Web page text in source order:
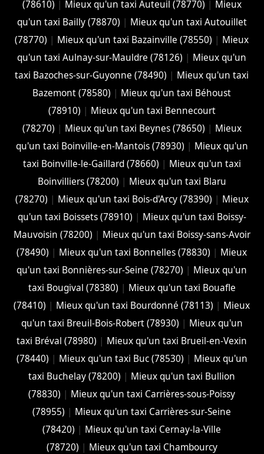
(78610) | Mieux qu'un taxi Auteuil (78770) | Mieux
qu'un taxi Bailly (78870) | Mieux qu'un taxi Autouillet
(78770) | Mieux qu'un taxi Bazainville (78550) | Mieux
qu'un taxi Aulnay-sur-Mauldre (78126) | Mieux qu'un
taxi Bazoches-sur-Guyonne (78490) | Mieux qu'un taxi
Bazemont (78580) | Mieux qu'un taxi Béhoust
(78910) | Mieux qu'un taxi Bennecourt
(78270) | Mieux qu'un taxi Beynes (78650) | Mieux
qu'un taxi Boinville-en-Mantois (78930) | Mieux qu'un
taxi Boinville-le-Gaillard (78660) | Mieux qu'un taxi
Boinvilliers (78200) | Mieux qu'un taxi Blaru
(78270) | Mieux qu'un taxi Bois-d'Arcy (78390) | Mieux
qu'un taxi Boissets (78910) | Mieux qu'un taxi Boissy-
Mauvoisin (78200) | Mieux qu'un taxi Boissy-sans-Avoir
(78490) | Mieux qu'un taxi Bonnelles (78830) | Mieux
qu'un taxi Bonnières-sur-Seine (78270) | Mieux qu'un
taxi Bougival (78380) | Mieux qu'un taxi Bouafle
(78410) | Mieux qu'un taxi Bourdonné (78113) | Mieux
qu'un taxi Breuil-Bois-Robert (78930) | Mieux qu'un
taxi Bréval (78980) | Mieux qu'un taxi Brueil-en-Vexin
(78440) | Mieux qu'un taxi Buc (78530) | Mieux qu'un
taxi Buchelay (78200) | Mieux qu'un taxi Bullion
(78830) | Mieux qu'un taxi Carrières-sous-Poissy
(78955) | Mieux qu'un taxi Carrières-sur-Seine
(78420) | Mieux qu'un taxi Cernay-la-Ville
(78720) | Mieux qu'un taxi Chambourcy